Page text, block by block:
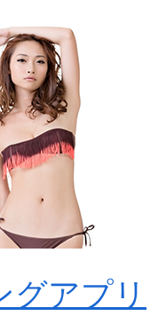
グアプリ